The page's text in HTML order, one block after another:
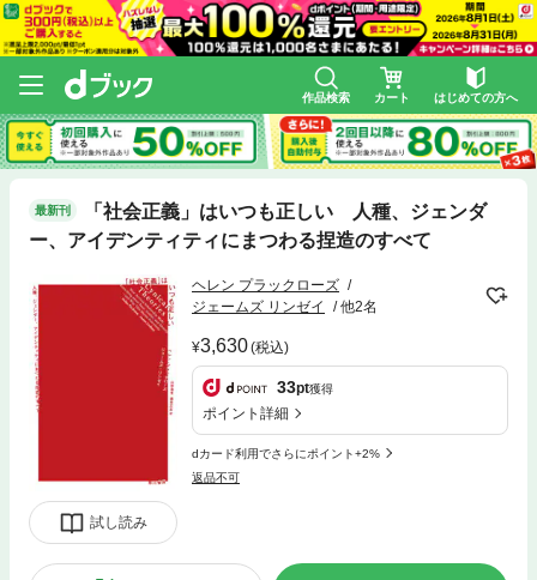
作品検索 カート はじめての方へ
最新刊
「社会正義」はいつも正しい 人種、ジェンダ
ー、アイデンティティにまつわる捏造のすべて
試し読み
ヘレン プラックローズ
ジェームズ リンゼイ
他2名
3,630(税込)
33pt獲得
ポイント詳細
dカード利用でさらにポイント+2%
返品不可